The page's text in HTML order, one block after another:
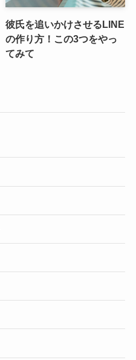
彼氏を追いかけさせるLINE
の作り方！この3つをやっ
てみて